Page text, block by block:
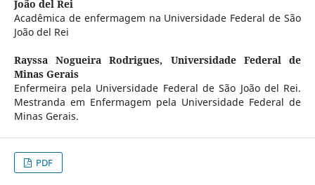
João del Rei
Acadêmica de enfermagem na Universidade Federal de São
João del Rei
Rayssa Nogueira Rodrigues, Universidade Federal de
Minas Gerais
Enfermeira pela Universidade Federal de São João del Rei.
Mestranda em Enfermagem pela Universidade Federal de
Minas Gerais.
PDF